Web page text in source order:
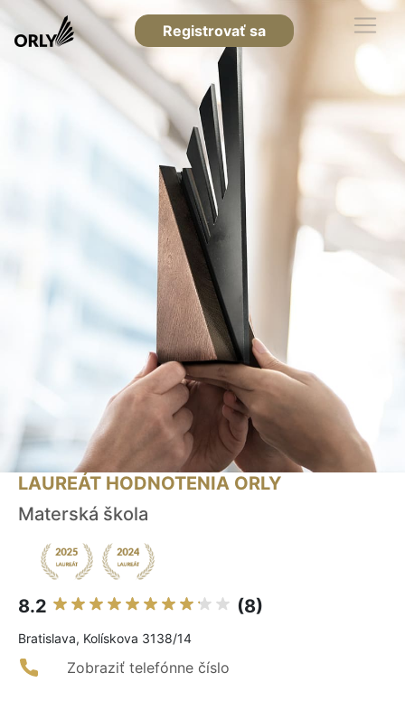
Registrovať sa
LAUREÁT HODNOTENIA ORLY
Materská škola
8.2 (8)
Bratislava, Kolískova 3138/14
Zobraziť telefónne číslo